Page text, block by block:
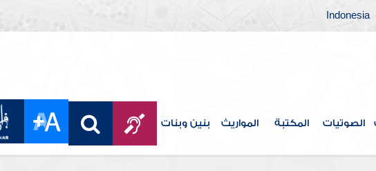
Indonesia
الصوتيات المكتبة المواريث بنين وبنات